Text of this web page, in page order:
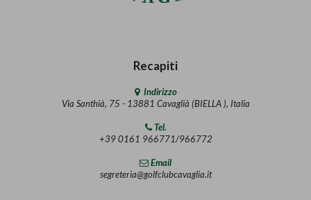
Recapiti
Indirizzo
Via Santhià, 75 - 13881 Cavaglià (BIELLA ), Italia
Tel.
+39 0161 966771/966772
Email
segreteria@golfclubcavaglia.it